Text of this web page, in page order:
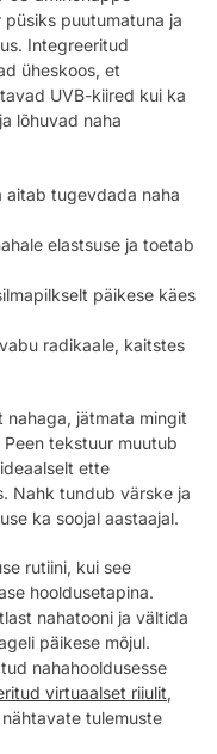
puutumatuna ja
Integreeritud
üheskoos, et
UVB-kiired kui ka
lõhuvad naha
aitab tugevdada naha
elastsuse ja toetab
päikese käes
radikaale, kaitstes
nahaga, jätmata mingit
tekstuur muutub
ette
Nahk tundub värske ja
ka soojal aastaajal.
rutiini, kui see
hooldusetapina.
nahatooni ja vältida
päikese mõjul.
nahahooldusesse
virtuaalset riiulit,
tulemuste